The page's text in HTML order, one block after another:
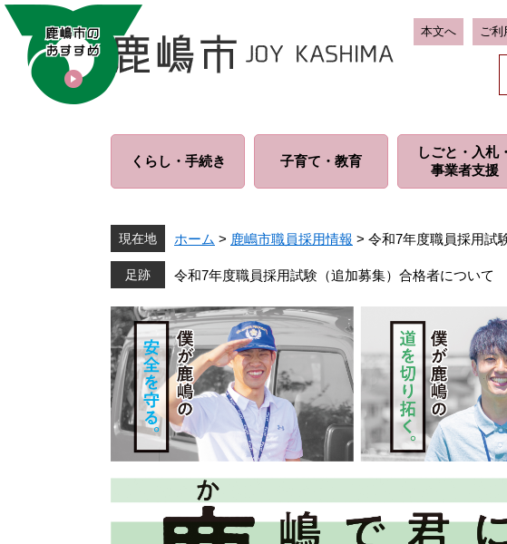
ペ
メ
本文へ ご利
くらし・ 手続き 子育て・ 教育
しごと・入札・
事業者支援
現在地 ホーム > 鹿嶋市職員採用情報 > 令和7年度職員採用試
令和7年度職員採用試験（追加募集）合格者について